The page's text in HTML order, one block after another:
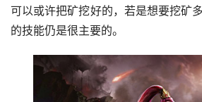
可以或许把矿挖好的，若是想要挖矿
的技能仍是很主要的。